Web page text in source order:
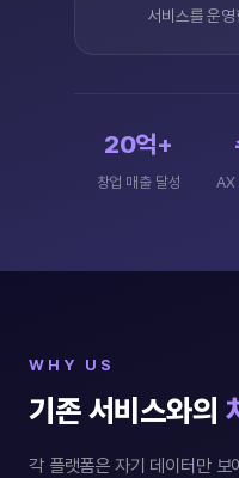
서비스를 운
20억+
창업 매출 달성 AX
WHY US
기존 서비스와의
각 플랫폼은 자기 데이터만